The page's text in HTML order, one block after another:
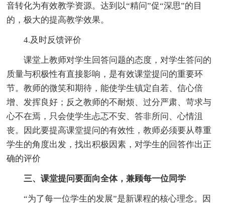
音转化为有效教学资源。达到以“精问”促“深思”的目
的，极大的提高教学效果。
4.及时反馈评价
课堂上教师对学生回答问题的态度，对学生答问的
质量与积极性有直接影响，是有效课堂提问的重要环
节。教师的微笑和期待，能使学生镇定自若、信心倍
增、发挥良好；反之教师的不耐烦、过分严肃、苛求与
心不在焉，只会使学生忐忑不安、答非所问、心情沮
丧。因此要提高课堂提问的有效性，教师必须要从尊重
学生的角度出发，找出积极因素，对学生的回答作出正
确的评价
三、课堂提问要面向全体，兼顾每一位同学
“为了每一位学生的发展”是新课程的核心理念。因